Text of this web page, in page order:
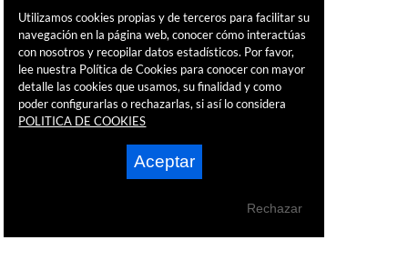
Utilizamos cookies propias y de terceros para facilitar su
navegación en la página web, conocer cómo interactúas
con nosotros y recopilar datos estadísticos. Por favor,
lee nuestra Política de Cookies para conocer con mayor
detalle las cookies que usamos, su finalidad y como
poder configurarlas o rechazarlas, si así lo considera
POLITICA DE COOKIES
Aceptar
Rechazar